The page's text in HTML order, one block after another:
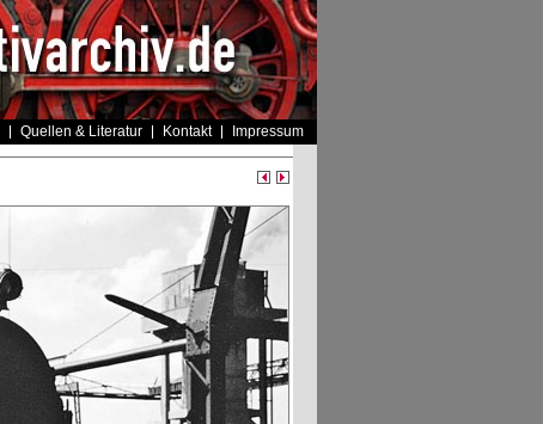
Quellen & Literatur Kontakt Impressum